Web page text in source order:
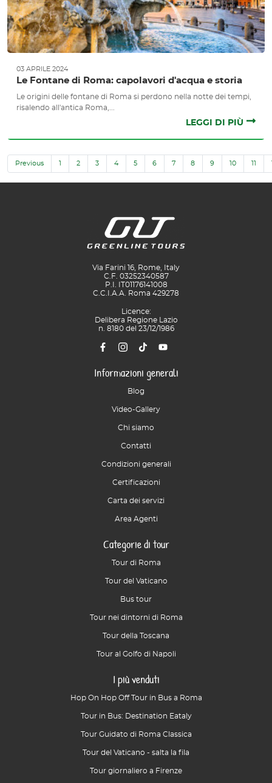
03 APRILE 2024
Le Fontane di Roma: capolavori d'acqua e storia
Le origini delle fontane di Roma si perdono nella notte dei tempi,
risalendo all'antica Roma,...
LEGGI DI PIÙ
Previous 1 2 3 4 5 6 7 8 9 10 11
Via Farini 16, Rome, Italy
C.F. 03252340587
P.I. IT01176141008
C.C.I.A.A. Roma 429278
Licence:
Delibera Regione Lazio
n. 8180 del 23/12/1986
Informazioni generali
Blog
Video-Gallery
Chi siamo
Contatti
Condizioni generali
Certificazioni
Carta dei servizi
Area Agenti
Categorie di tour
Tour di Roma
Tour del Vaticano
Bus tour
Tour nei dintorni di Roma
Tour della Toscana
Tour al Golfo di Napoli
I più venduti
Hop On Hop Off Tour in Bus a Roma
Tour in Bus: Destination Eataly
Tour Guidato di Roma Classica
Tour del Vaticano - salta la fila
Tour giornaliero a Firenze